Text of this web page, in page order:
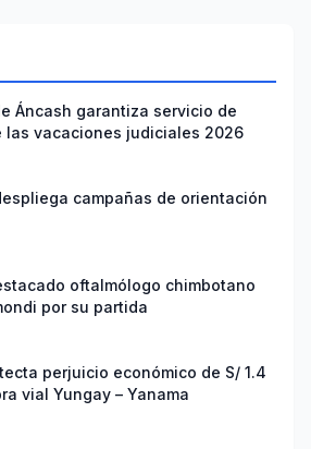
Áncash garantiza servicio de
las vacaciones judiciales 2026
campañas de orientación
oftalmólogo chimbotano
por su partida
perjuicio económico de S/ 1.4
vial Yungay – Yanama